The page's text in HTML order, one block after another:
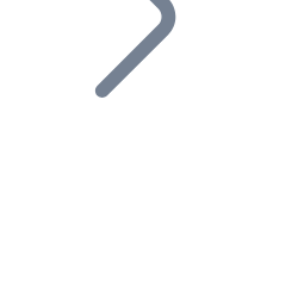
ecossistema.
de revendedores e comercialize
projeto ao nosso serviço de